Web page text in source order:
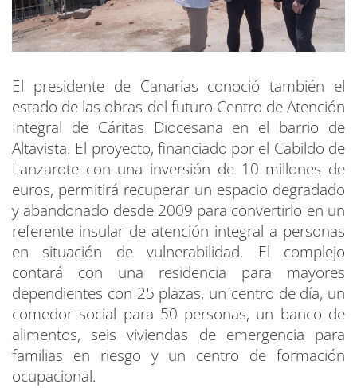
El presidente de Canarias conoció también el
estado de las obras del futuro Centro de Atención
Integral de Cáritas Diocesana en el barrio de
Altavista. El proyecto, financiado por el Cabildo de
Lanzarote con una inversión de 10 millones de
euros, permitirá recuperar un espacio degradado
y abandonado desde 2009 para convertirlo en un
referente insular de atención integral a personas
en situación de vulnerabilidad. El complejo
contará con una residencia para mayores
dependientes con 25 plazas, un centro de día, un
comedor social para 50 personas, un banco de
alimentos, seis viviendas de emergencia para
familias en riesgo y un centro de formación
ocupacional.